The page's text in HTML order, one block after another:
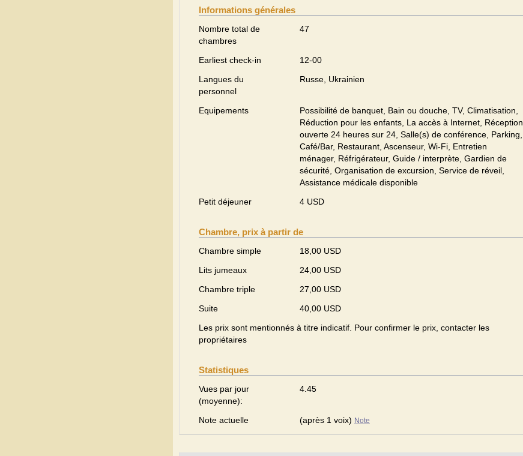
Informations générales
Nombre total de
chambres
47
Earliest check-in
12-00
Langues du
personnel
Russe, Ukrainien
Equipements
Possibilité de banquet, Bain ou douche, TV, Climatisation,
Réduction pour les enfants, La accès à Internet, Réception
ouverte 24 heures sur 24, Salle(s) de conférence, Parking,
Café/Bar, Restaurant, Ascenseur, Wi-Fi, Entretien
ménager, Réfrigérateur, Guide / interprète, Gardien de
sécurité, Organisation de excursion, Service de réveil,
Assistance médicale disponible
Petit déjeuner
4 USD
Chambre, prix à partir de
Chambre simple
18,00 USD
Lits jumeaux
24,00 USD
Chambre triple
27,00 USD
Suite
40,00 USD
Les prix sont mentionnés à titre indicatif. Pour confirmer le prix, contacter les
propriétaires
Statistiques
Vues par jour
(moyenne):
4.45
Note actuelle (après 1 voix) Note